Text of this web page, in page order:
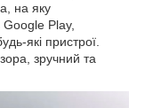
на яку
Google Play,
які пристрої.
зручний та